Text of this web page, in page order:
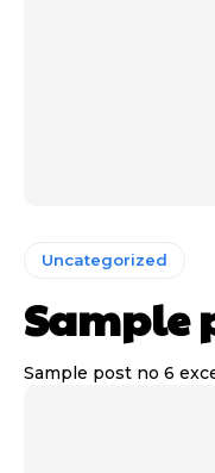
Uncategorized
Sample
Sample post no 6